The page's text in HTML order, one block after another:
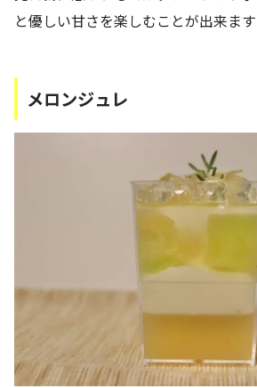
と優しい甘さを楽しむことが出来ます
メロンジュレ